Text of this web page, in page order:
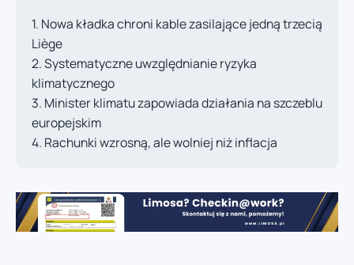
Nowa kładka chroni kable zasilające jedną trzecią
Liège
Systematyczne uwzględnianie ryzyka
klimatycznego
Minister klimatu zapowiada działania na szczeblu
europejskim
Rachunki wzrosną, ale wolniej niż inflacja